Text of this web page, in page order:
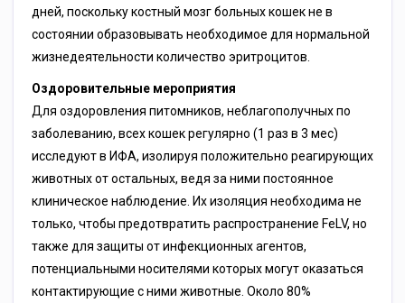
дней, поскольку костный мозг больных кошек не в
состоянии образовывать необходимое для нормальной
жизнедеятельности количество эритроцитов.
Оздоровительные мероприятия
Для оздоровления питомников, неблагополучных по
заболеванию, всех кошек регулярно (1 раз в 3 мес)
исследуют в ИФА, изолируя положительно реагирующих
животных от остальных, ведя за ними постоянное
клиническое наблюдение. Их изоляция необходима не
только, чтобы предотвратить распространение FеLV, но
также для защиты от инфекционных агентов,
потенциальными носителями которых могут оказаться
контактирующие с ними животные. Около 80%